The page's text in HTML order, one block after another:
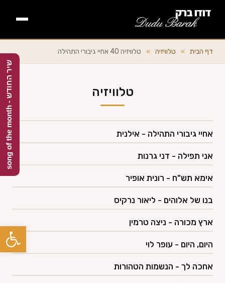
פתח
דף הבית
ספרים
תקליטורים +
מלחינים
פרוייקטים +
טלוויזיה +
דף הבית » טלוויזיה » טלוויזיה 40 אחיי גיבורי התהילה
טלוויזיה
אחיי גיבורי התהילה - אילנית
אני תפילה - דני גרנות
אימא תש"ח - רונית אופיר
בנו של אלוהים - ליאור נרקיס
ארץ מכורה - ניצה טרמין
היום, היום - עופר לוי
אחכה לך - הנשמות הטהורות
ש
י
ר
ה
ח
ו
ד
ש
-
s
o
n
g
o
f
t
h
e
m
o
n
t
h